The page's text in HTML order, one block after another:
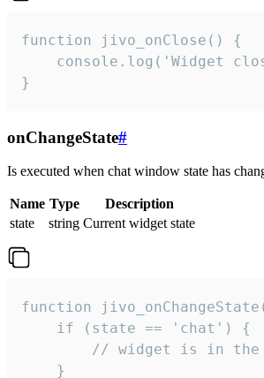
function jivo_onClose() {
console.log('Widget
}
onChangeState#
Is executed when chat window state has
Name Type
Description
state
string Current widget state
function
    if (state == 'chat') {
// widget is in the
    }